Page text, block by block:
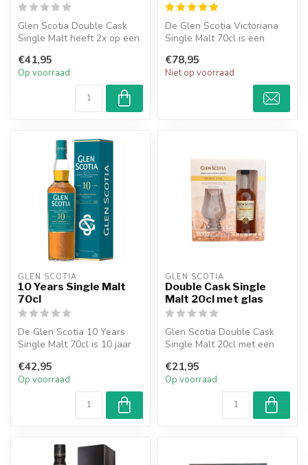
Glen Scotia Double Cask
Single Malt heeft 2x op een
...
€41,95
Op voorraad
De Glen Scotia Victoriana
Single Malt 70cl is een
een ...
€78,95
Niet op voorraad
GLEN SCOTIA
10 Years Single Malt
70cl
De Glen Scotia 10 Years
Single Malt 70cl is 10 jaar
ge...
€42,95
Op voorraad
GLEN SCOTIA
Double Cask Single
Malt 20cl met glas
Glen Scotia Double Cask
Single Malt 20cl met een
cadea...
€21,95
Op voorraad